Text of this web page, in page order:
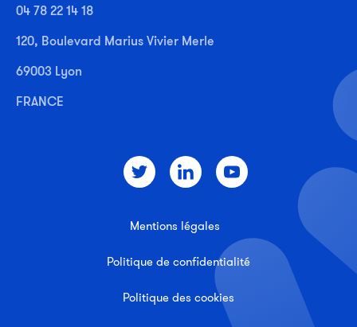
04 78 22 14 18
120, Boulevard Marius Vivier Merle
69003 Lyon
FRANCE
Mentions légales
Politique de confidentialité
Politique des cookies